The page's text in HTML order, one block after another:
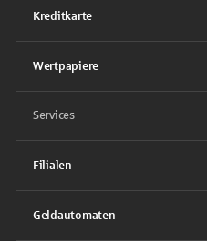
Kreditkarte
Wertpapiere
Services
Filialen
Geldautomaten